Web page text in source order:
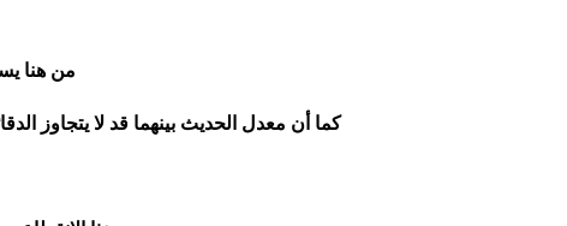
من هنا
كما أن معدل الحديث بينهما قد لا يتجاوز